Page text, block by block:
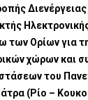
Διενέργειας
των Ορίων για
χώρων και
του
(Ρίο –